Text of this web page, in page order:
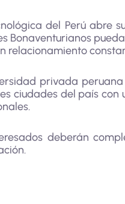
del Perú abre
Bonaventurianos
relacionamiento
privada
ciudades del país
deberán